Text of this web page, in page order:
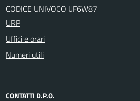
CODICE UNIVOCO UF6W87
URP
Uffici e orari
Numeri utili
CONTATTI D.P.O.